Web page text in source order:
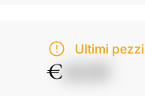
Ultimi pezzi
€